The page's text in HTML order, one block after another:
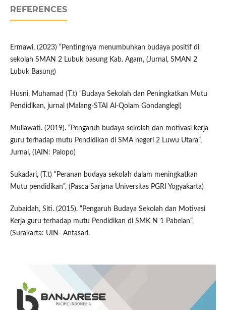
REFERENCES
Ermawi, (2023) “Pentingnya menumbuhkan budaya positif di
sekolah SMAN 2 Lubuk basung Kab. Agam, (Jurnal, SMAN 2
Lubuk Basung)
Husni, Muhamad (T.t) “Budaya Sekolah dan Peningkatkan Mutu
Pendidikan, jurnal (Malang-STAI Al-Qolam Gondanglegi)
Muliawati. (2019). “Pengaruh budaya sekolah dan motivasi kerja
guru terhadap mutu Pendidikan di SMA negeri 2 Luwu Utara”,
Jurnal, (IAIN: Palopo)
Sukadari, (T.t) “Peranan budaya sekolah dalam meningkatkan
Mutu pendidikan”, (Pasca Sarjana Universitas PGRI Yogyakarta)
Zubaidah, Siti. (2015). “Pengaruh Budaya Sekolah dan Motivasi
Kerja guru terhadap mutu Pendidikan di SMK N 1 Pabelan”,
(Surakarta: UIN- Antasari.